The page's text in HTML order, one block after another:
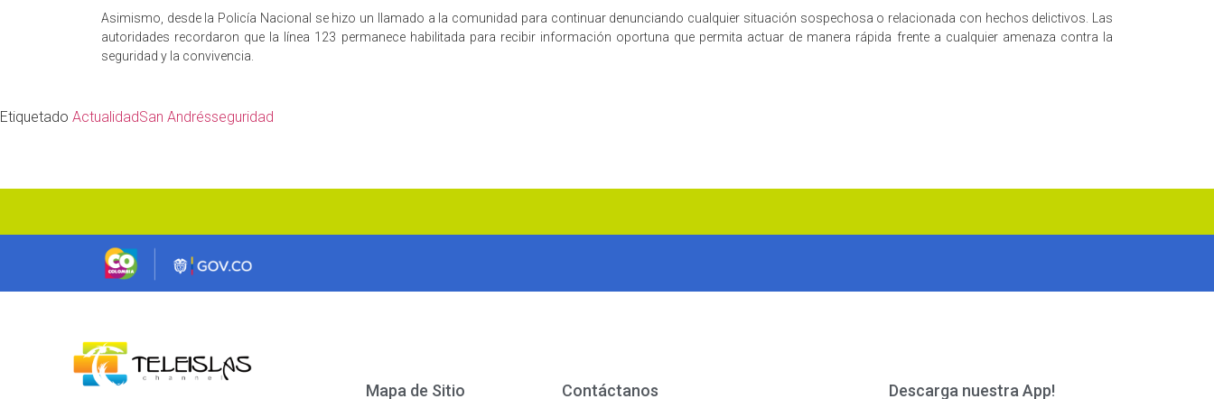
Asimismo, desde la Policía Nacional se hizo un llamado a la comunidad para continuar denunciando cualquier situación sospechosa o relacionada con hechos delictivos. Las
autoridades recordaron que la línea 123 permanece habilitada para recibir información oportuna que permita actuar de manera rápida frente a cualquier amenaza contra la
seguridad y la convivencia.
Etiquetado ActualidadSan Andrésseguridad
Mapa de Sitio Contáctanos Descarga nuestra App!